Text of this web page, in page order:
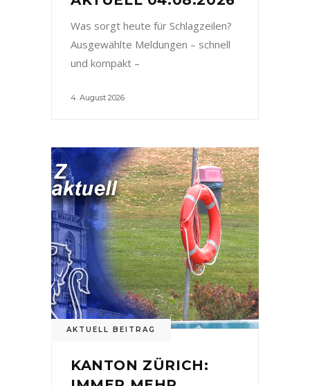
Was sorgt heute für Schlagzeilen?
Ausgewählte Meldungen – schnell
und kompakt –
4. August 2026
AKTUELL BEITRAG
KANTON ZÜRICH: